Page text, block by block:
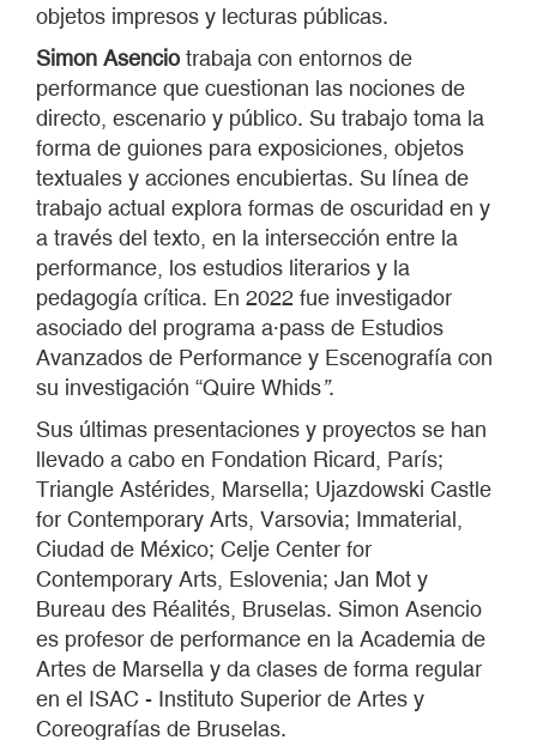
objetos impresos y lecturas públicas.
Simon Asencio trabaja con entornos de
performance que cuestionan las nociones de
directo, escenario y público. Su trabajo toma la
forma de guiones para exposiciones, objetos
textuales y acciones encubiertas. Su línea de
trabajo actual explora formas de oscuridad en y
a través del texto, en la intersección entre la
performance, los estudios literarios y la
pedagogía crítica. En 2022 fue investigador
asociado del programa a·pass de Estudios
Avanzados de Performance y Escenografía con
su investigación “Quire Whids”.
Sus últimas presentaciones y proyectos se han
llevado a cabo en Fondation Ricard, París;
Triangle Astérides, Marsella; Ujazdowski Castle
for Contemporary Arts, Varsovia; Immaterial,
Ciudad de México; Celje Center for
Contemporary Arts, Eslovenia; Jan Mot y
Bureau des Réalités, Bruselas. Simon Asencio
es profesor de performance en la Academia de
Artes de Marsella y da clases de forma regular
en el ISAC - Instituto Superior de Artes y
Coreografías de Bruselas.